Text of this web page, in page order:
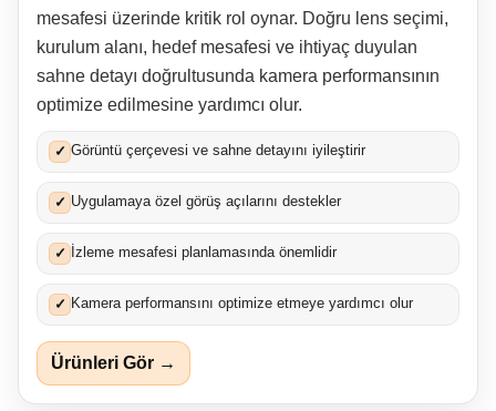
mesafesi üzerinde kritik rol oynar. Doğru lens seçimi,
kurulum alanı, hedef mesafesi ve ihtiyaç duyulan
sahne detayı doğrultusunda kamera performansının
optimize edilmesine yardımcı olur.
✓ Görüntü çerçevesi ve sahne detayını iyileştirir
✓ Uygulamaya özel görüş açılarını destekler
✓ İzleme mesafesi planlamasında önemlidir
✓ Kamera performansını optimize etmeye yardımcı olur
Ürünleri Gör →